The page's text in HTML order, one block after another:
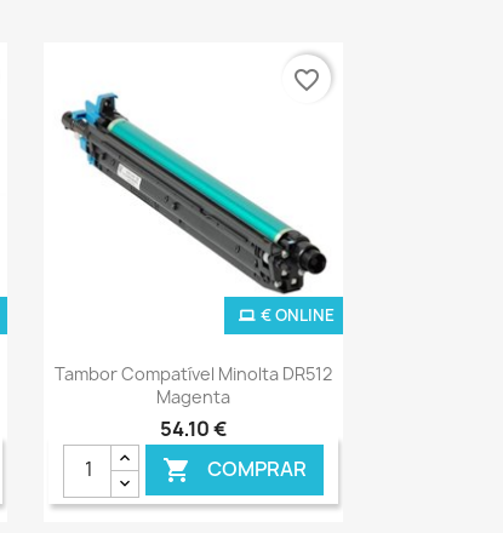
Ver+
Tambor Compatível Minolta DR512
Magenta
54,10 €
 COMPRAR
€ ONLINE
favorite_border